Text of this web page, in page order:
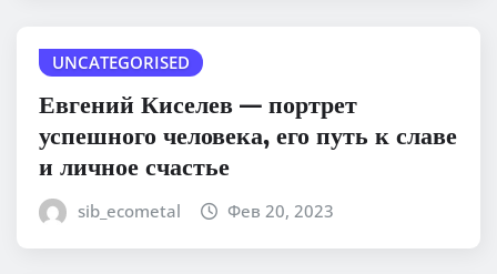
UNCATEGORISED
Евгений Киселев — портрет
успешного человека, его путь к славе
и личное счастье
sib_ecometal Фев 20, 2023